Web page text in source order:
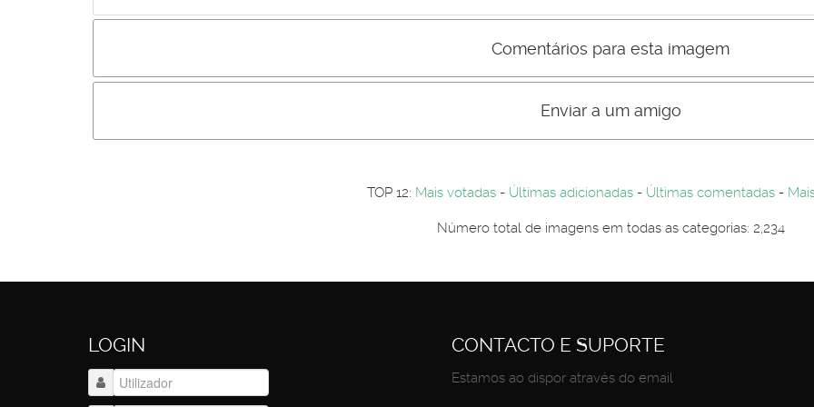
Incluir imagem :
Comentários para esta imagem
Os comentário não são visiveis para visitantes. Por-favor registe-
Os visitantes não estão autorizados a colocar comentários. Por-favor registe-se...Enviar a um amigo
Primeiro autentique-se...
TOP 12: Mais votadas - Últimas adicionadas - Últimas comentadas -
Número total de imagens em todas as categorias: 2,234
LOGIN CONTACTO E SUPORTE
Estamos ao dispor através do email